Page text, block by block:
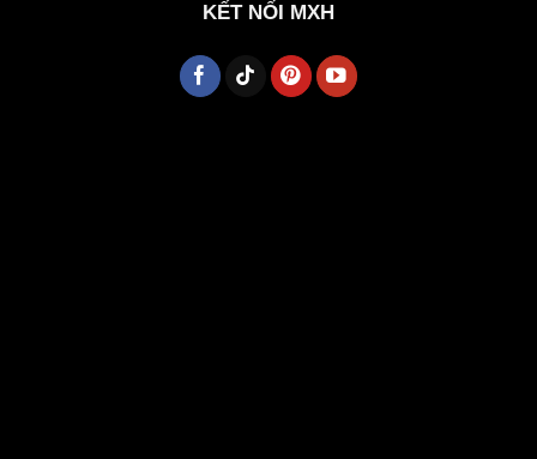
KẾT NỐI MXH